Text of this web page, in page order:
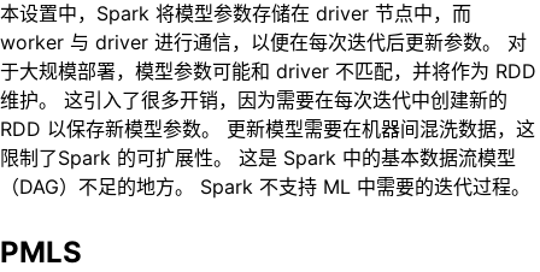
本设置中，Spark 将模型参数存储在 driver 节点中，而
worker 与 driver 进行通信，以便在每次迭代后更新参数。 对
于大规模部署，模型参数可能和 driver 不匹配，并将作为 RDD
维护。 这引入了很多开销，因为需要在每次迭代中创建新的
RDD 以保存新模型参数。 更新模型需要在机器间混洗数据，这
限制了Spark 的可扩展性。 这是 Spark 中的基本数据流模型
（DAG）不足的地方。 Spark 不支持 ML 中需要的迭代过程。
PMLS